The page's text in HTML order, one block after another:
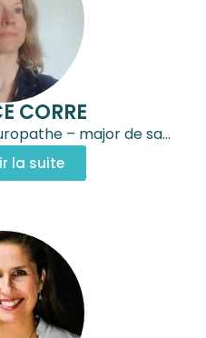
CORRE
– major de sa…
la suite